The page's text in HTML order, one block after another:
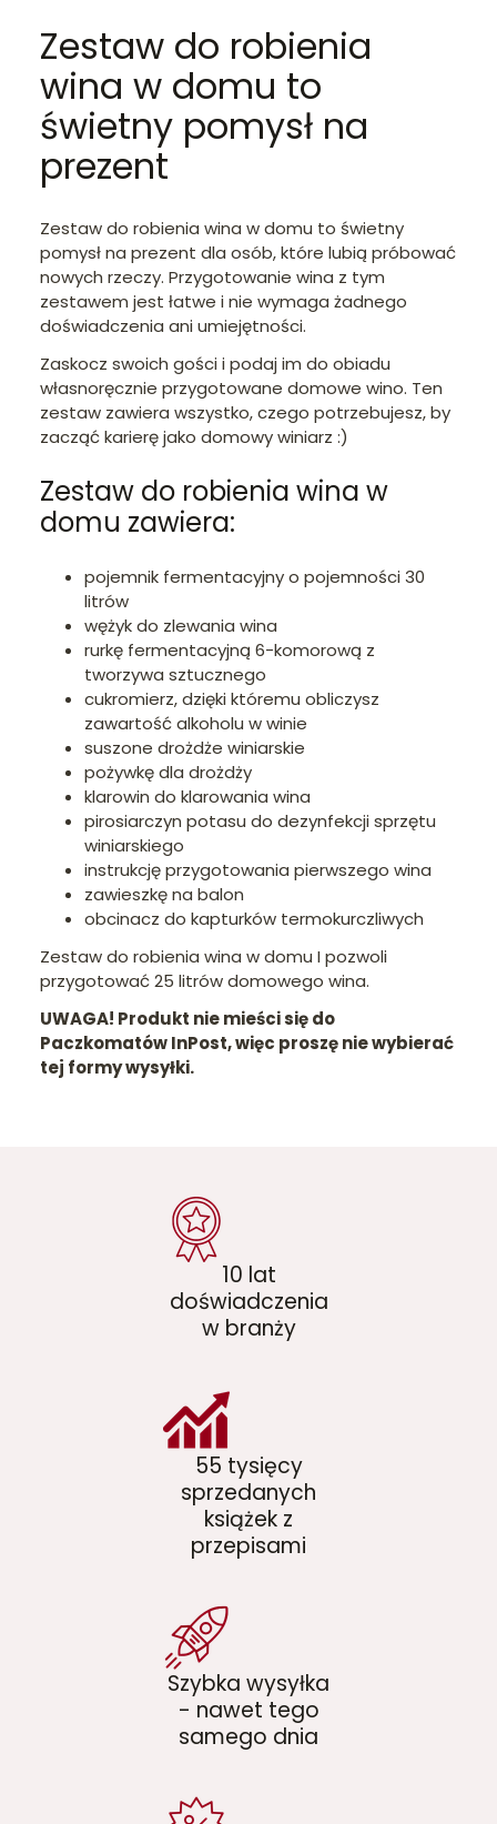
Zestaw do robienia
wina w domu to
świetny pomysł na
prezent
Zestaw do robienia wina w domu to świetny
pomysł na prezent dla osób, które lubią próbować
nowych rzeczy. Przygotowanie wina z tym
zestawem jest łatwe i nie wymaga żadnego
doświadczenia ani umiejętności.
Zaskocz swoich gości i podaj im do obiadu
własnoręcznie przygotowane domowe wino. Ten
zestaw zawiera wszystko, czego potrzebujesz, by
zacząć karierę jako domowy winiarz :)
Zestaw do robienia wina w
domu zawiera:
pojemnik fermentacyjny o pojemności 30
litrów
wężyk do zlewania wina
rurkę fermentacyjną 6-komorową z
tworzywa sztucznego
cukromierz, dzięki któremu obliczysz
zawartość alkoholu w winie
suszone drożdże winiarskie
pożywkę dla drożdży
klarowin do klarowania wina
pirosiarczyn potasu do dezynfekcji sprzętu
winiarskiego
instrukcję przygotowania pierwszego wina
zawieszkę na balon
obcinacz do kapturków termokurczliwych
Zestaw do robienia wina w domu I pozwoli
przygotować 25 litrów domowego wina.
UWAGA! Produkt nie mieści się do
Paczkomatów InPost, więc proszę nie wybierać
tej formy wysyłki.
10 lat
doświadczenia
w branży
55 tysięcy
sprzedanych
książek z
przepisami
Szybka wysyłka
- nawet tego
samego dnia